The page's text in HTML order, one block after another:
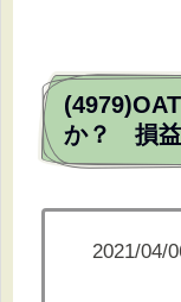
か？ 損益
2021/04/